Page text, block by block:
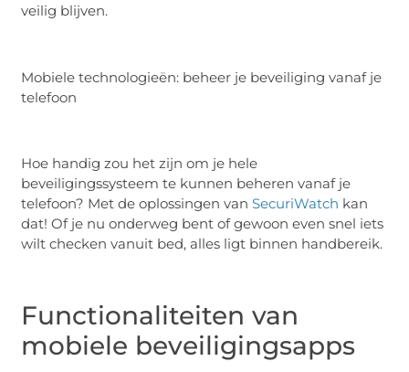
veilig blijven.
Mobiele technologieën: beheer je beveiliging vanaf je
telefoon
Hoe handig zou het zijn om je hele
beveiligingssysteem te kunnen beheren vanaf je
telefoon? Met de oplossingen vanSecuriWatch kan
dat! Of je nu onderweg bent of gewoon even snel iets
wilt checken vanuit bed, alles ligt binnen handbereik.
Functionaliteiten van
mobiele beveiligingsapps